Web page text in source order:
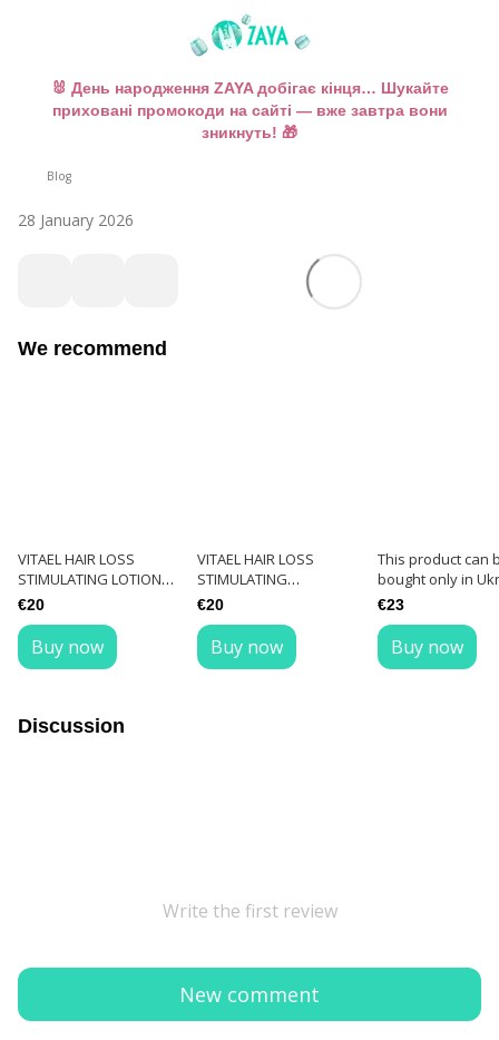
🐰 День народження ZAYA добігає кінця… Шукайте
приховані промокоди на сайті — вже завтра вони
зникнуть! 🎁
Blog
28 January 2026
We recommend
VITAEL HAIR LOSS
STIMULATING LOTION
100 ml
€20
Buy now
VITAEL HAIR LOSS
STIMULATING
SHAMPOO 300 ml
€20
Buy now
This product can
bought only in
€23
Buy now
Discussion
Write the first review
New comment